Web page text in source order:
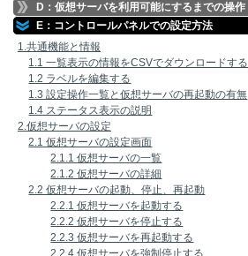
D：仮想サーバを利用可能にするまでの操作
E：コントロールパネルでの設定方法
1.共通機能と情報
1.1 一覧表示の情報をCSVでダウンロードする
1.2 ラベルを編集する
1.3 設定操作一覧と仮想サーバの再起動の有無
1.4 ステータス表示の説明
2.仮想サーバの設定
2.1 仮想サーバの設定画面
2.1.1 仮想サーバの一覧
2.1.2 仮想サーバの詳細
2.2 仮想サーバの起動、停止、再起動
2.2.1 仮想サーバを起動する
2.2.2 仮想サーバを停止する
2.2.3 仮想サーバを再起動する
2.2.4 仮想サーバを強制停止する